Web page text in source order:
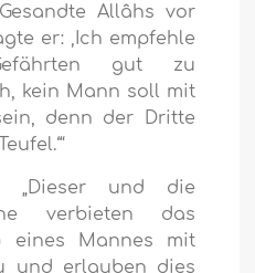
Allâhs vor
er: ‚Ich empfehle
gut zu
kein Mann soll mit
denn der Dritte
„Dieser und die
verbieten das
eines Mannes mit
und erlauben dies